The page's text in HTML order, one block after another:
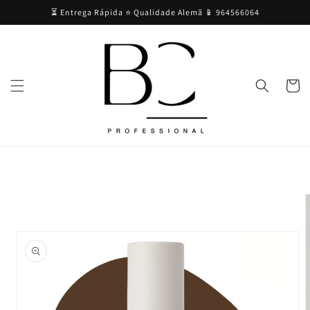
conteúdo
⏳ Entrega Rápida ⭐ Qualidade Alemã 📱 964566064